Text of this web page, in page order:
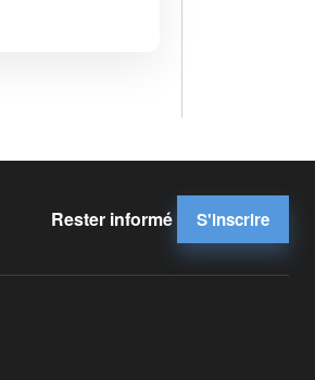
Rester informé S'inscrire